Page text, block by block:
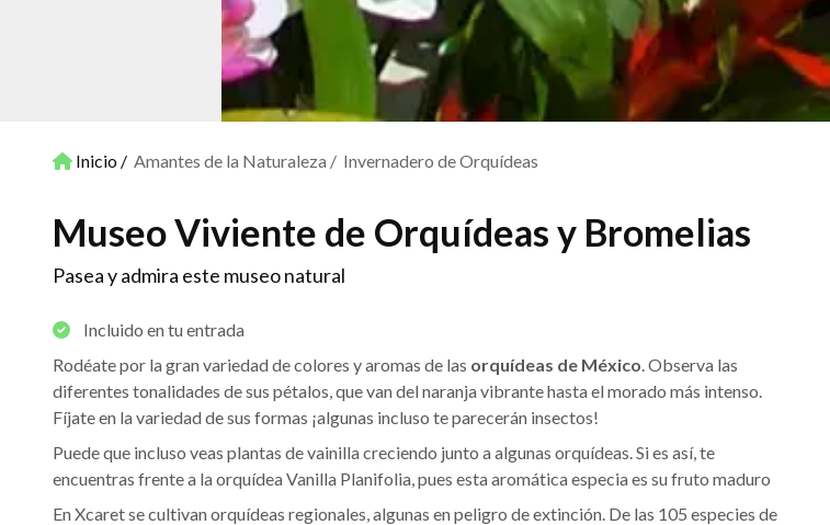
Inicio Amantes de la Naturaleza Invernadero de Orquídeas
Museo Viviente de Orquídeas y Bromelias
Pasea y admira este museo natural
Incluido en tu entrada
Rodéate por la gran variedad de colores y aromas de las orquídeas de México. Observa las
diferentes tonalidades de sus pétalos, que van del naranja vibrante hasta el morado más intenso.
Fíjate en la variedad de sus formas ¡algunas incluso te parecerán insectos!
Puede que incluso veas plantas de vainilla creciendo junto a algunas orquídeas. Si es así, te
encuentras frente a la orquídea Vanilla Planifolia, pues esta aromática especia es su fruto maduro
En Xcaret se cultivan orquídeas regionales, algunas en peligro de extinción. De las 105 especies de